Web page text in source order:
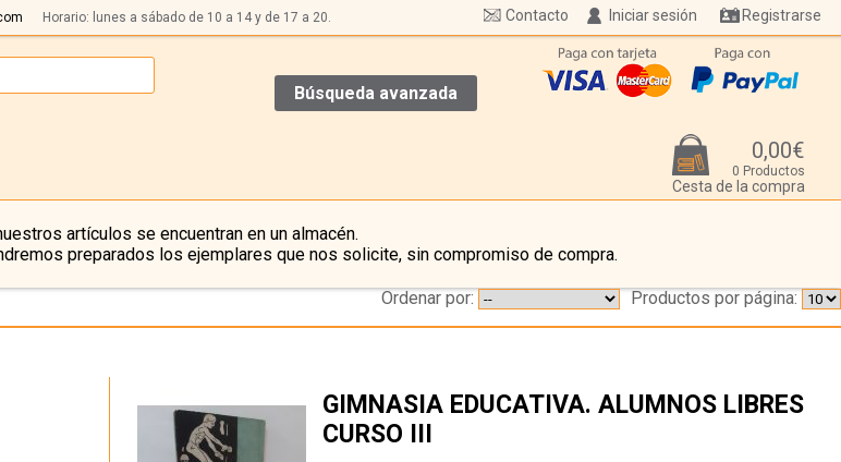
Horario: lunes a sábado de 10 a 14 y de 17 a 20. Iniciar sesión Registrarse
Contacto
Búsqueda avanzada
0,00€
0 Productos
Cesta de la compra
artículos se encuentran en un almacén.
preparados los ejemplares que nos solicite, sin compromiso de compra.
Productos por página:
Ordenar por:
GIMNASIA EDUCATIVA. ALUMNOS LIBRES
CURSO III